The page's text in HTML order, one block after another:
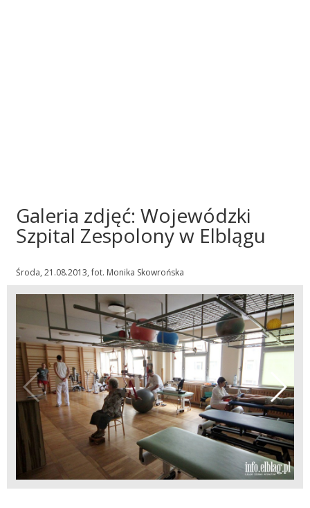
Galeria zdjęć: Wojewódzki
Szpital Zespolony w Elblągu
Środa, 21.08.2013, fot. Monika Skowrońska